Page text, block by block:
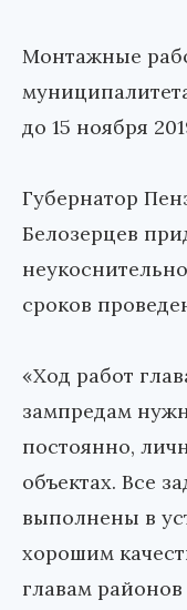
Монтажные
до 15 ноября
Губернатор
Белозерцев
сроков
«Ход работ
зампредам
постоянно,
объектах. Все
выполнены в
хорошим
главам